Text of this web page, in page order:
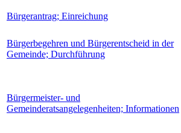
Bürgerantrag; Einreichung
Bürgerbegehren und Bürgerentscheid in der
Gemeinde; Durchführung
Bürgermeister- und
Gemeinderatsangelegenheiten; Informationen